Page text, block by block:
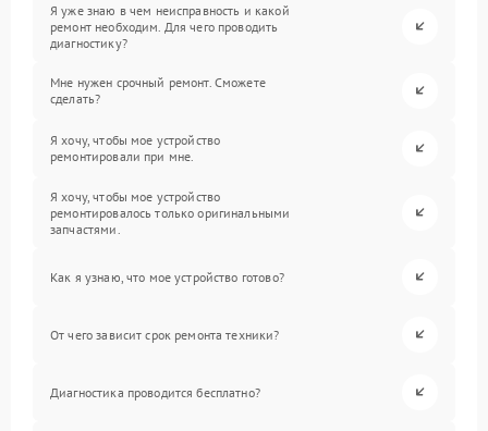
Я уже знаю в чем неисправность и какой
ремонт необходим. Для чего проводить
диагностику?
Мне нужен срочный ремонт. Сможете
сделать?
Я хочу, чтобы мое устройство
ремонтировали при мне.
Я хочу, чтобы мое устройство
ремонтировалось только оригинальными
запчастями.
Как я узнаю, что мое устройство готово?
От чего зависит срок ремонта техники?
Диагностика проводится бесплатно?